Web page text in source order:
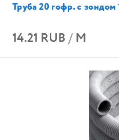
Труба 20 гофр. с зондом
14.21 RUB/ М